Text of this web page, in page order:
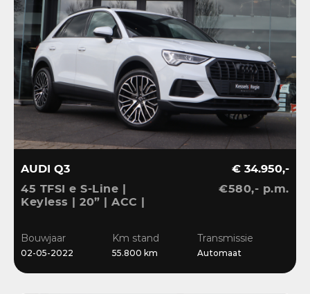
AUDI Q3
45 TFSI e S-Line |
Keyless | 20” | ACC |
€ 34.950,-
€580,- p.m.
Bouwjaar
02-05-2022
Km stand
55.800 km
Transmissie
Automaat